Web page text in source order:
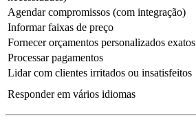
Agendar compromissos (com integração)
Informar faixas de preço
Fornecer orçamentos personalizados exatos
Processar pagamentos
Lidar com clientes irritados ou insatisfeitos
Responder em vários idiomas